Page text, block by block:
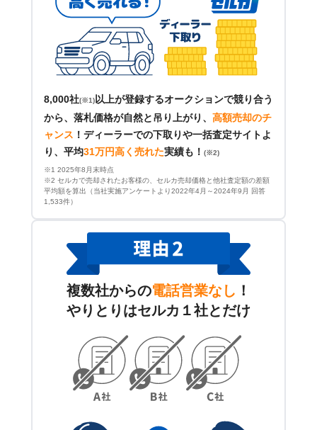
8,000社(※1) 以上が登録するオークションで競り合う
から、落札価格が自然と吊り上がり、 高額売却のチ
ャンス ！ ディーラーでの下取りや一括査定サイトよ
り、平均31万円高く売れた実績も！ (※2)
※1 2025年8月末時点
※2 セルカで売却されたお客様の、セルカ売却価格と他社査定額の差額
平均額を算出（当社実施アンケートより2022年4月～2024年9月 回答
1,533件）
複数社からの電話営業なし ！
やりとりはセルカ１社とだけ